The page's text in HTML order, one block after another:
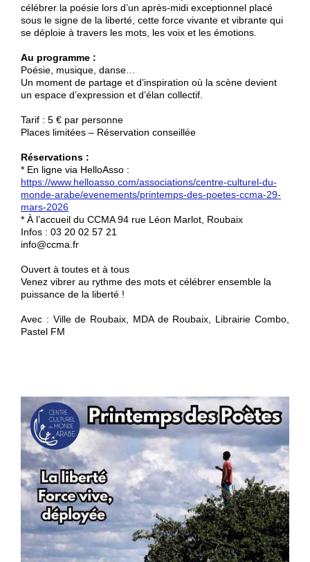
célébrer la poésie lors d’un après-midi exceptionnel placé
sous le signe de la liberté, cette force vivante et vibrante qui
se déploie à travers les mots, les voix et les émotions.
Au programme :
Poésie, musique, danse…
Un moment de partage et d’inspiration où la scène devient
un espace d’expression et d’élan collectif.
Tarif : 5 € par personne
Places limitées – Réservation conseillée
Réservations :
* En ligne via HelloAsso :
https://www.helloasso.com/associations/centre-culturel-du-
monde-arabe/evenements/printemps-des-poetes-ccma-29-
mars-2026
* À l’accueil du CCMA 94 rue Léon Marlot, Roubaix
Infos : 03 20 02 57 21
info@ccma.fr
Ouvert à toutes et à tous
Venez vibrer au rythme des mots et célébrer ensemble la
puissance de la liberté !
Avec : Ville de Roubaix, MDA de Roubaix, Librairie Combo,
Pastel FM